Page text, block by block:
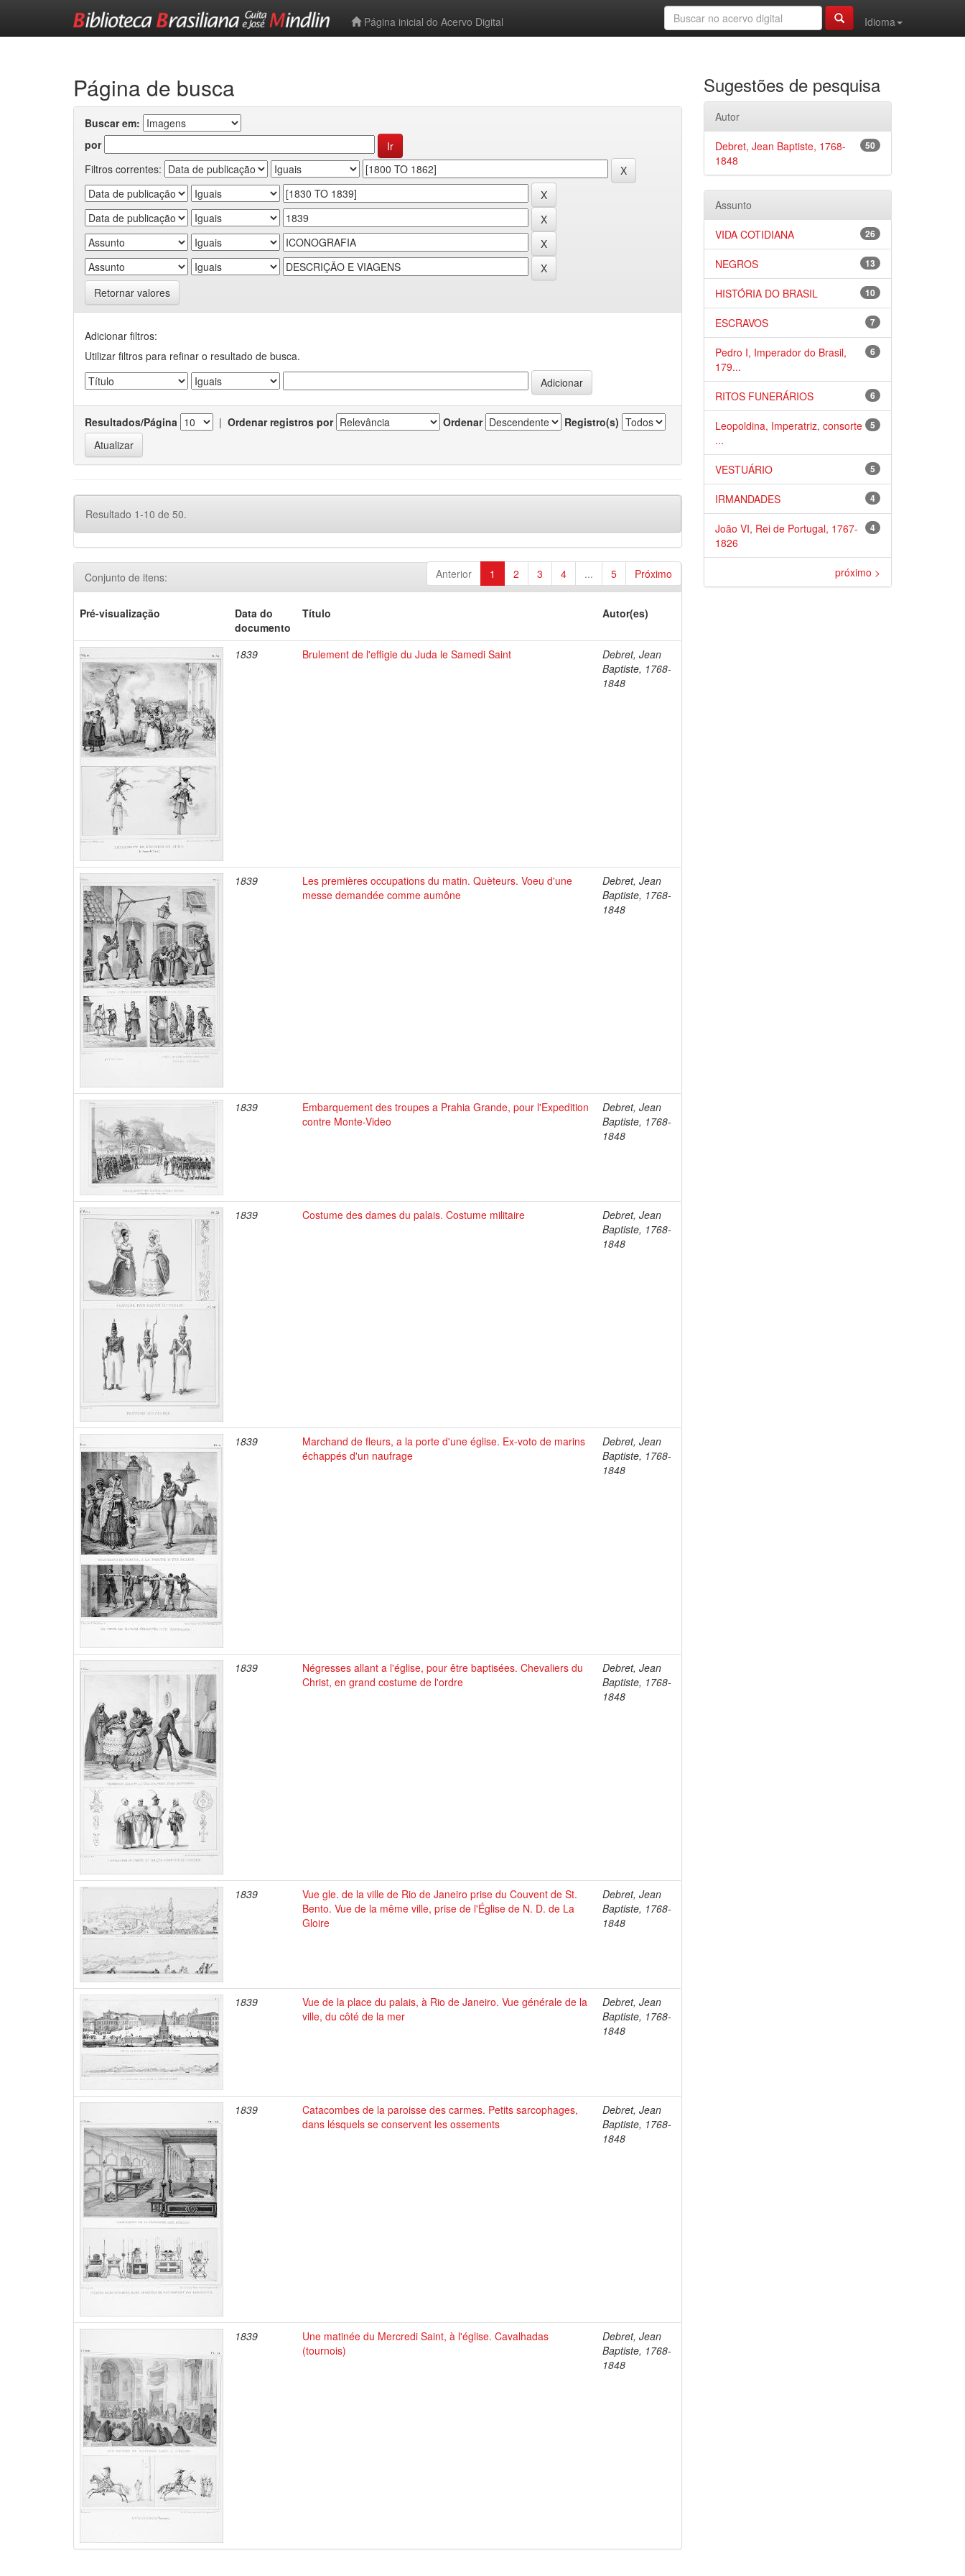
Página inicial do Acervo Digital
Idioma
Página de busca
Buscar em:
por
Filtros correntes:
Retornar valores
Adicionar filtros:
Utilizar filtros para refinar o resultado de busca.
Resultados/Página | Ordenar registros por Ordenar Registro(s)
Resultado 1-10 de 50.
Anterior 1 2 3 4 ... 5 Próximo
Conjunto de itens:
Pré-visualização
Data do
documento
Título Autor(es)
1839 Brulement de l'effigie du Juda le Samedi Saint
Debret, Jean
Baptiste, 1768-
1848
1839
Les premières occupations du matin. Quèteurs. Voeu d'une
messe demandée comme aumône
Debret, Jean
Baptiste, 1768-
1848
1839
Embarquement des troupes a Prahia Grande, pour l'Expedition
contre Monte-Video
Debret, Jean
Baptiste, 1768-
1848
1839 Costume des dames du palais. Costume militaire
Debret, Jean
Baptiste, 1768-
1848
1839
Marchand de fleurs, a la porte d'une église. Ex-voto de marins
échappés d'un naufrage
Debret, Jean
Baptiste, 1768-
1848
1839
Négresses allant a l'église, pour être baptisées. Chevaliers du
Christ, en grand costume de l'ordre
Debret, Jean
Baptiste, 1768-
1848
1839
Vue gle. de la ville de Rio de Janeiro prise du Couvent de St.
Bento. Vue de la même ville, prise de l'Église de N. D. de La
Gloire
Debret, Jean
Baptiste, 1768-
1848
1839
Vue de la place du palais, à Rio de Janeiro. Vue générale de la
ville, du côté de la mer
Debret, Jean
Baptiste, 1768-
1848
1839
Catacombes de la paroisse des carmes. Petits sarcophages,
dans lésquels se conservent les ossements
Debret, Jean
Baptiste, 1768-
1848
1839
Une matinée du Mercredi Saint, à l'église. Cavalhadas
(tournois)
Debret, Jean
Baptiste, 1768-
1848
Sugestões de pesquisa
Autor
50
Debret, Jean Baptiste, 1768-
1848
Assunto
26
VIDA COTIDIANA
13
NEGROS
10
HISTÓRIA DO BRASIL
7
ESCRAVOS
6
Pedro I, Imperador do Brasil,
179...
6
RITOS FUNERÁRIOS
5
Leopoldina, Imperatriz, consorte
...
5
VESTUÁRIO
4
IRMANDADES
4
João VI, Rei de Portugal, 1767-
1826
próximo >